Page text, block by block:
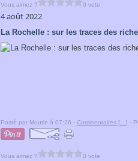
Vous aimez ? 0 vote
4 août 2022
La Rochelle : sur les traces des
Posté par Moutie à 07:26 - Commentaires [… ] -
Vous aimez ? 0 vote